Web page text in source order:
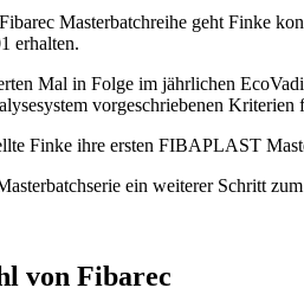
Masterbatchreihe geht Finke
erhalten.
Mal in Folge im jährlichen
vorgeschriebenen
Finke ihre ersten FIBAPLAST
ein weiterer Schritt
von Fibarec